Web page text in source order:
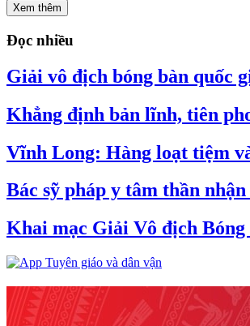
Xem thêm
Đọc nhiều
Giải vô địch bóng bàn quốc
Khẳng định bản lĩnh, tiên
Vĩnh Long: Hàng loạt tiệm
Bác sỹ pháp y tâm thần
Khai mạc Giải Vô địch